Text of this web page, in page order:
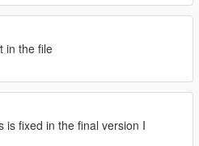
in the file
is fixed in the final version I